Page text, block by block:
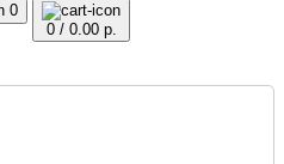
0
0/ 0.00 р.